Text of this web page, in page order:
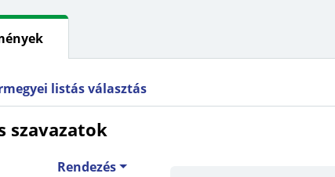
listás választás
szavazatok
Rendezés